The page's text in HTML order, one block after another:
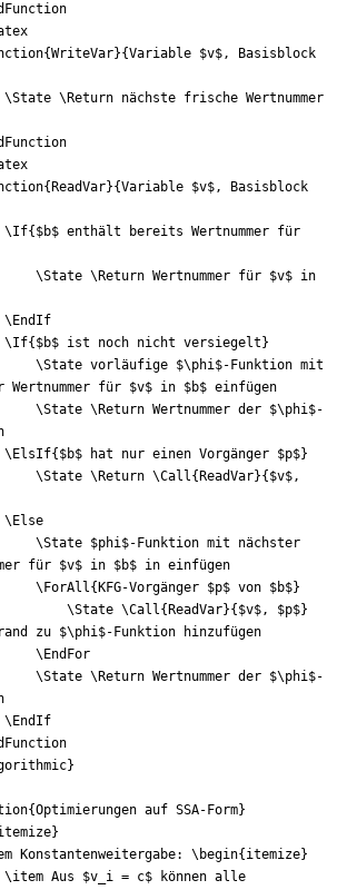
{WriteVar}{Variable $v$
\State \Return nächste frische Wertnummer
{ ReadVar}{Variable $v$
\If{ $b$
\State \Return Wertnummer für $v$
\EndIf
\If{ $b$ ist noch nicht versiegelt }
\State vorläufige $\phi$-Funktion mit
Wertnummer für $v$ in $b$
\State \Return Wertnummer der $\phi$-
\ElsIf{ $b$ hat nur einen Vorgänger $p$}
\State \Return \Call{ ReadVar}{ $v$
\Else
\State $phi$-Funktion mit nächster
für $v$ in $b$
\ForAll{ KFG-Vorgänger $p$ von $b$}
\State \Call{ ReadVar}{ $v$, $p$}
zu $\phi$
\EndFor
\State \Return Wertnummer der $\phi$-
\EndIf
}
{Optimierungen auf SSA-Form}
}
Konstantenweitergabe: \begin{ itemize}
\item Aus $v i = c$ können alle